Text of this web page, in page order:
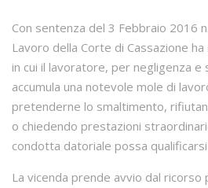
Con sentenza del 3 Febbraio 2016
Lavoro della Corte di Cassazione
in cui il lavoratore, per negligenza e
accumula una notevole mole di
pretenderne lo smaltimento,
o chiedendo prestazioni
condotta datoriale possa
La vicenda prende avvio dal